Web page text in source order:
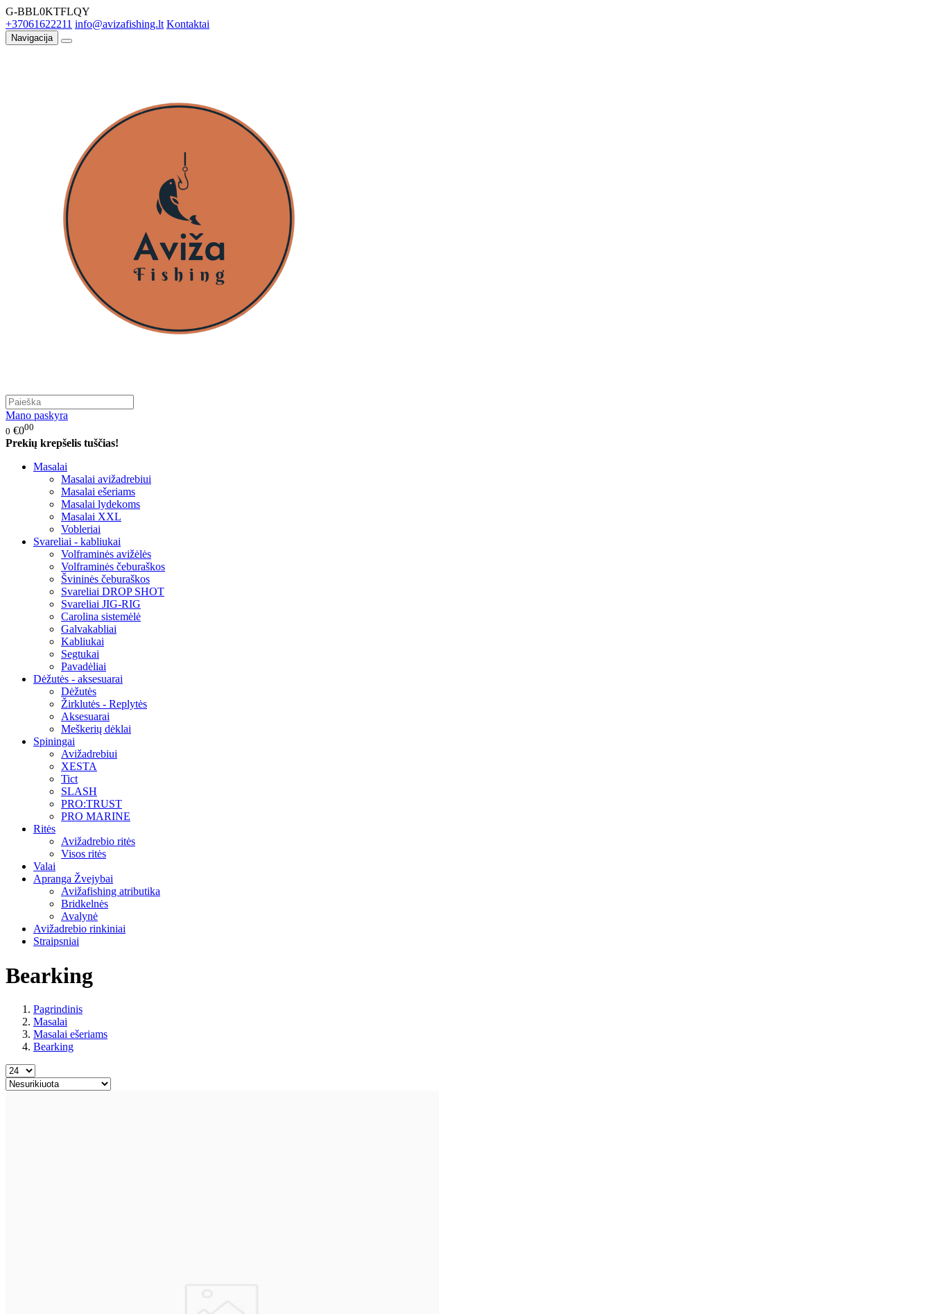
G-BBL0KTFLQY
+37061622211 info@avizafishing.lt Kontaktai
Navigacija
Mano paskyra
0 €000
Prekių krepšelis tuščias!
Masalai
Masalai avižadrebiui
Masalai ešeriams
Masalai lydekoms
Masalai XXL
Vobleriai
Svareliai - kabliukai
Volframinės avižėlės
Volframinės čeburaškos
Švininės čeburaškos
Svareliai DROP SHOT
Svareliai JIG-RIG
Carolina sistemėlė
Galvakabliai
Kabliukai
Segtukai
Pavadėliai
Dėžutės - aksesuarai
Dėžutės
Žirklutės - Replytės
Aksesuarai
Meškerių dėklai
Spiningai
Avižadrebiui
XESTA
Tict
SLASH
PRO:TRUST
PRO MARINE
Ritės
Avižadrebio ritės
Visos ritės
Valai
Apranga Žvejybai
Avižafishing atributika
Bridkelnės
Avalynė
Avižadrebio rinkiniai
Straipsniai
Bearking
Pagrindinis
Masalai
Masalai ešeriams
Bearking